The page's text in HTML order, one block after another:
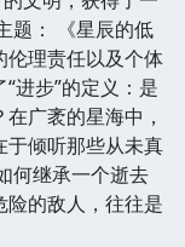
题： 《星辰的低
伦理责任以及个体
进步”的定义：是
广袤的星海中，
于倾听那些从未真
何继承一个逝去
的敌人，往往是